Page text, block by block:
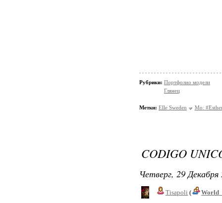
Рубрики: Портфолио модели
Глянец
Метки: Elle Sweden Mo:
CODIGO
Четверг, 29
Tisapoli (